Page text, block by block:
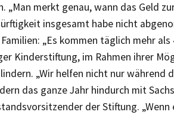
„Man merkt genau, wann das Geld
insgesamt habe nicht
„Es kommen täglich mehr als
Kinderstiftung, im Rahmen ihrer
„Wir helfen nicht nur während
das ganze Jahr hindurch mit
der Stiftung. „Wenn